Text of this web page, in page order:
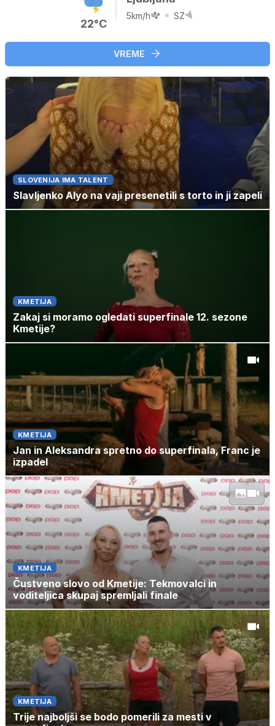
22°C
5km/h SZ
VREME
SLOVENIJA IMA TALENT
Slavljenko Alyo na vaji presenetili s torto in ji zapeli
KMETIJA
Zakaj si moramo ogledati superfinale 12. sezone
Kmetije?
KMETIJA
Jan in Aleksandra spretno do superfinala, Franc je
izpadel
KMETIJA
Čustveno slovo od Kmetije: Tekmovalci in
voditeljica skupaj spremljali finale
KMETIJA
Trije najboljši se bodo pomerili za mesti v